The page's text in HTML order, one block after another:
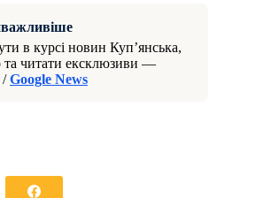
в курсі новин Куп’янська,
та читати ексклюзиви —
/Google News